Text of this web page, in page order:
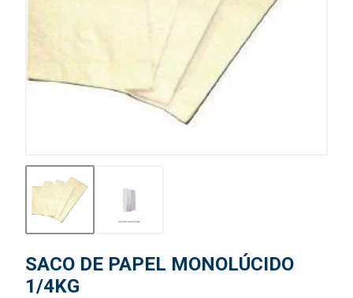
SACO DE PAPEL MONOLÚCIDO
1/4KG